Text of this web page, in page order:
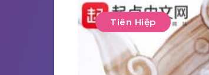
Tiên Hiệp